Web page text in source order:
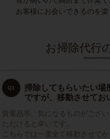
お客様にお会いできるのを
お掃除代行
Q1
掃除してもらいたい場
ですが、移動させてお
貴重品等、気になるものがござ
ただけると幸いです。
こちらでは一度全て移動させて